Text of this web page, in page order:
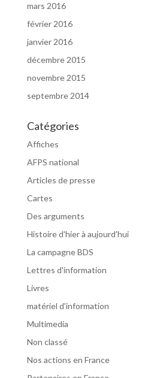
mars 2016
février 2016
janvier 2016
décembre 2015
novembre 2015
septembre 2014
Catégories
Affiches
AFPS national
Articles de presse
Cartes
Des arguments
Histoire d'hier à aujourd'hui
La campagne BDS
Lettres d'information
Livres
matériel d'information
Multimedia
Non classé
Nos actions en France